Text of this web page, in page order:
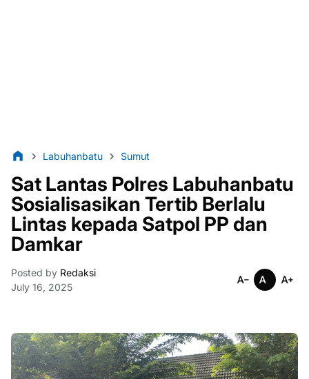
Labuhanbatu Sumut
Sat Lantas Polres Labuhanbatu
Sosialisasikan Tertib Berlalu
Lintas kepada Satpol PP dan
Damkar
Posted by Redaksi
July 16, 2025